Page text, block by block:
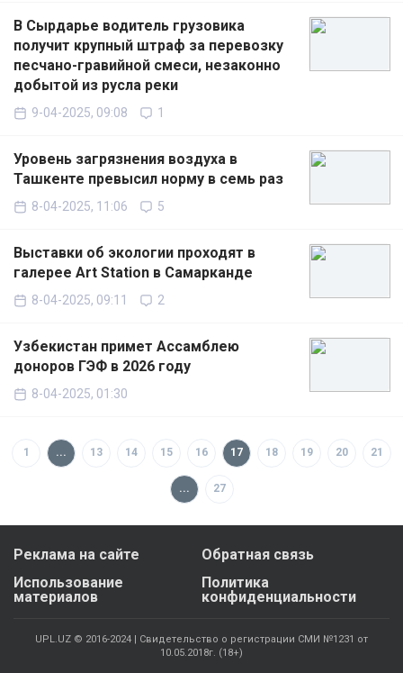
В Сырдарье водитель грузовика
получит крупный штраф за перевозку
песчано-гравийной смеси, незаконно
добытой из русла реки
9-04-2025, 09:08 1
Уровень загрязнения воздуха в
Ташкенте превысил норму в семь раз
8-04-2025, 11:06 5
Выставки об экологии проходят в
галерее Art Station в Самарканде
8-04-2025, 09:11 2
Узбекистан примет Ассамблею
доноров ГЭФ в 2026 году
8-04-2025, 01:30
1 ... 13 14 15 16 17 18 19 20 21
... 27
Реклама на сайте
Обратная связь
Использование
материалов
Политика
конфиденциальности
UPL.UZ © 2016-2024 | Свидетельство о регистрации СМИ №1231 от
10.05.2018г. (18+)